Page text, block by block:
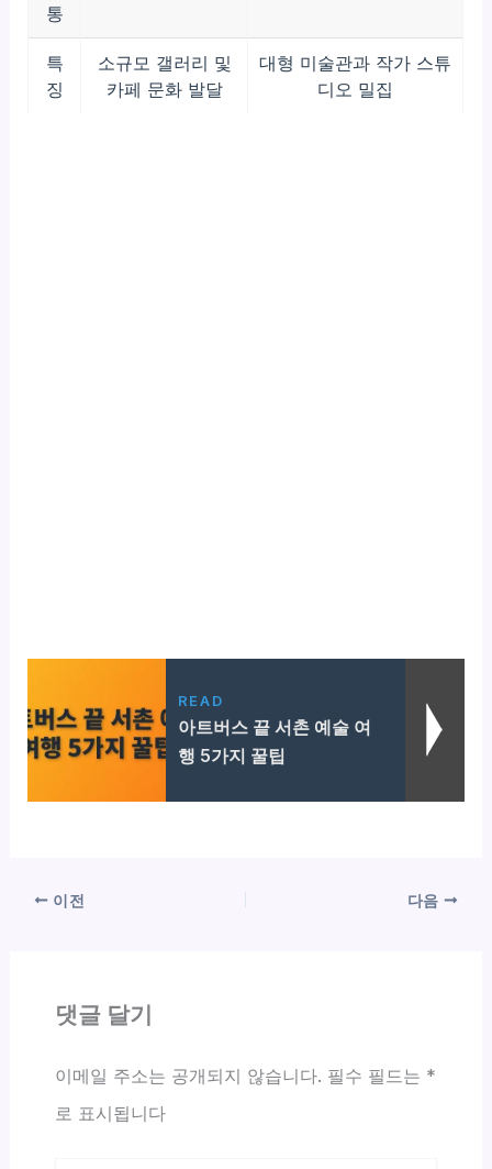
통
특
징
소규모 갤러리 및
카페 문화 발달
대형 미술관과 작가 스튜
디오 밀집
READ
아트버스 끝 서촌 예술 여
행 5가지 꿀팁
이전 다음
댓글 달기
이메일 주소는 공개되지 않습니다. 필수 필드는 *
로 표시됩니다